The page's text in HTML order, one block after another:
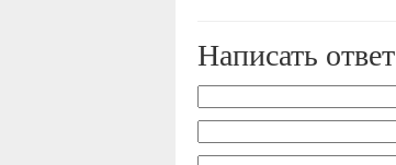
Написать ответ